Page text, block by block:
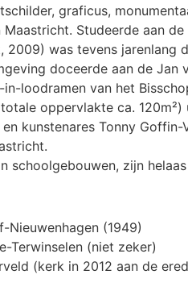
graficus,
Studeerde aan
2009) was tevens
doceerde aan de Jan
loodramen van het
oppervlakte ca.
kunstenares Tonny
schoolgebouwen, zijn
Nieuwenhagen (1949)
Terwinselen (niet zeker)
(kerk in 2012 aan de